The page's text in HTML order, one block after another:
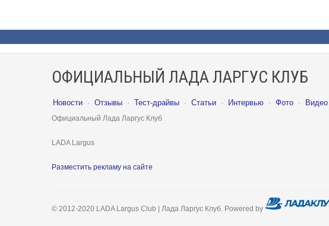
ОФИЦИАЛЬНЫЙ ЛАДА ЛАРГУС КЛУБ
Новости · Отзывы · Тест-драйвы · Статьи · Интервью · Фото · Видео
Официальный Лада Ларгус Клуб
LADA Largus
Разместить рекламу на сайте
© 2012-2020 LADA Largus Club | Лада Ларгус Клуб. Powered by